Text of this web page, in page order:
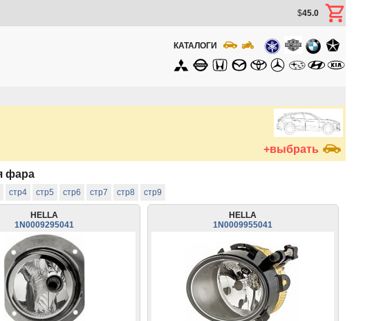
$45.0
КАТАЛОГИ
+выбрать
фара
стр4 стр5 стр6 стр7 стр8 стр9
HELLA
1N0009295041
HELLA
1N0009955041